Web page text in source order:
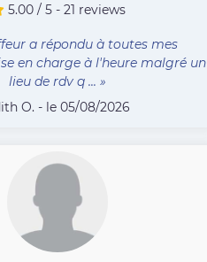
5.00 / 5 - 21 reviews
a répondu à toutes mes
en charge à l'heure malgré un
lieu de rdv q ... »
O. - le 05/08/2026